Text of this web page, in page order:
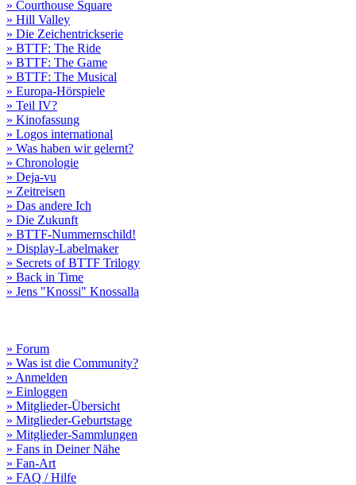
» Courthouse Square
» Hill Valley
» Die Zeichentrickserie
» BTTF: The Ride
» BTTF: The Game
» BTTF: The Musical
» Europa-Hörspiele
» Teil IV?
» Kinofassung
» Logos international
» Was haben wir gelernt?
» Chronologie
» Deja-vu
» Zeitreisen
» Das andere Ich
» Die Zukunft
» BTTF-Nummernschild!
» Display-Labelmaker
» Secrets of BTTF Trilogy
» Back in Time
» Jens "Knossi" Knossalla
» Forum
» Was ist die Community?
» Anmelden
» Einloggen
» Mitglieder-Übersicht
» Mitglieder-Geburtstage
» Mitglieder-Sammlungen
» Fans in Deiner Nähe
» Fan-Art
» FAQ / Hilfe